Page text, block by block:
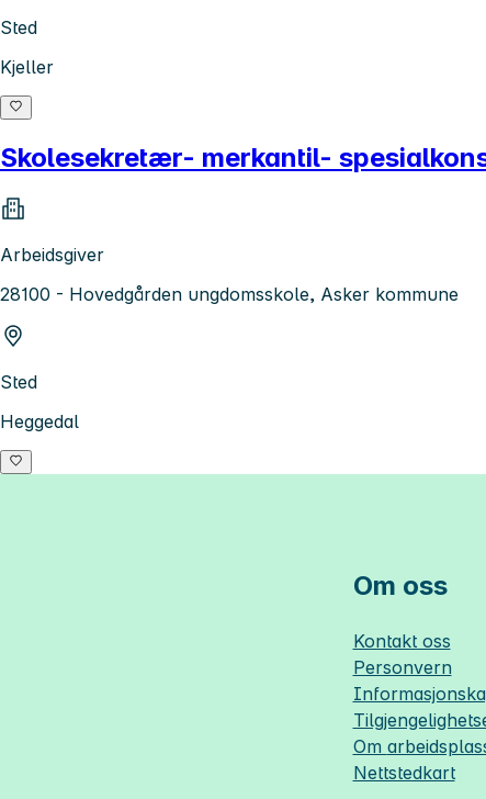
Sted
Kjeller
Skolesekretær- merkantil-
Arbeidsgiver
28100 - Hovedgården ungdomsskole, Asker kommune
Sted
Heggedal
Om oss
Kontakt oss
Personvern
Om
Nettstedkart